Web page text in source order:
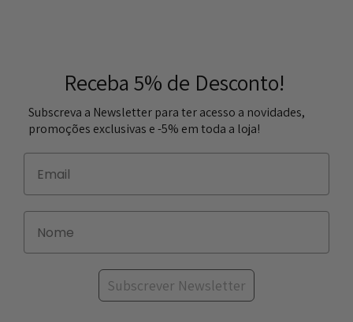
Receba 5% de Desconto!
Subscreva a Newsletter para ter acesso a novidades,
promoções exclusivas e -5% em toda a loja!
Subscrever Newsletter